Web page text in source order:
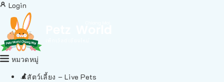
Login
หมวดหมู่
สัตว์เลี้ยง – Live Pets